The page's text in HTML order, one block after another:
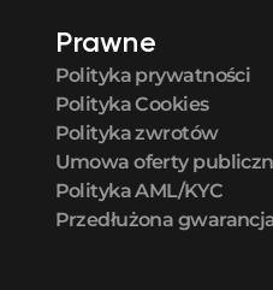
FN
FN
Prawne
Polityka prywatności
Polityka Cookies
Polityka zwrotów
Umowa oferty
Polityka AML/KYC
Przedłużona